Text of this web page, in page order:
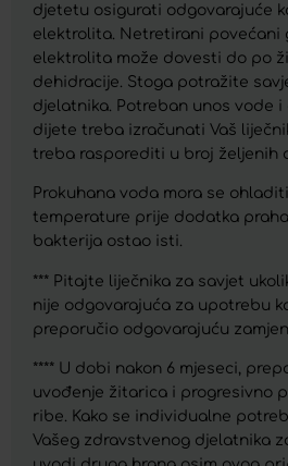
djetetu osigurati odgovarajuće
elektrolita. Netretirani povećani
elektrolita može dovesti do po
dehidracije. Stoga potražite
djelatnika. Potreban unos vode i
dijete treba izračunati Vaš
treba rasporediti u broj željenih
Prokuhana voda mora se
temperature prije dodatka
bakterija ostao isti.
*** Pitajte liječnika za savjet
nije odgovarajuća za upotrebu
preporučio odgovarajuću
**** U dobi nakon 6 mjeseci,
uvođenje žitarica i progresivno
ribe. Kako se individualne
Vašeg zdravstvenog djelatnika